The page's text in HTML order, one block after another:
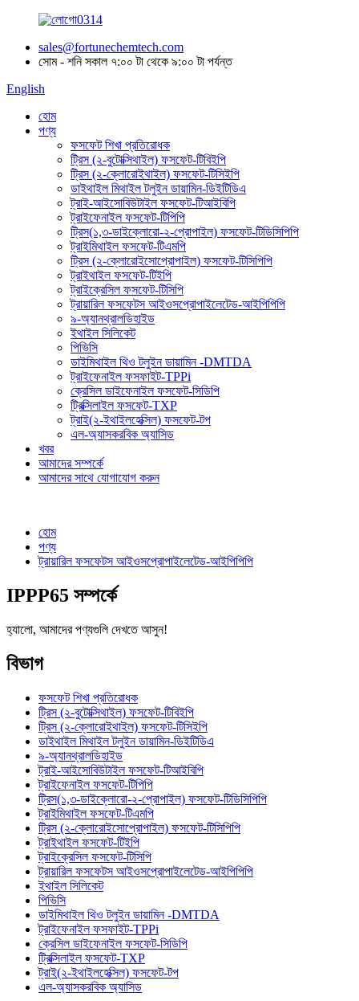
sales@fortunechemtech.com
সোম - শনি সকাল ৭:০০ টা থেকে ৯:০০ টা পর্যন্ত
English
হোম
পণ্য
ফসফেট শিখা প্রতিরোধক
ট্রিস (২-বুটোক্সিথাইল) ফসফেট-টিবিইপি
ট্রিস (২-ক্লোরোইথাইল) ফসফেট-টিসিইপি
ডাইথাইল মিথাইল টলুইন ডায়ামিন-ডিইটিডিএ
ট্রাই-আইসোবিউটাইল ফসফেট-টিআইবিপি
ট্রাইফেনাইল ফসফেট-টিপিপি
ট্রিস(১,৩-ডাইক্লোরো-২-প্রোপাইল) ফসফেট-টিডিসিপিপি
ট্রাইমিথাইল ফসফেট-টিএমপি
ট্রিস (২-ক্লোরোইসোপ্রোপাইল) ফসফেট-টিসিপিপি
ট্রাইথাইল ফসফেট-টিইপি
ট্রাইক্রেসিল ফসফেট-টিসিপি
ট্রায়ারিল ফসফেটস আইওসপ্রোপাইলেটেড-আইপিপিপি
৯-অ্যানথ্রালডিহাইড
ইথাইল সিলিকেট
পিভিসি
ডাইমিথাইল থিও টলুইন ডায়ামিন -DMTDA
ট্রাইফেনাইল ফসফাইট-TPPi
ক্রেসিল ডাইফেনাইল ফসফেট-সিডিপি
ট্রিক্সিলাইল ফসফেট-TXP
ট্রাই(২-ইথাইলহেক্সিল) ফসফেট-টপ
এল-অ্যাসকরবিক অ্যাসিড
খবর
আমাদের সম্পর্কে
আমাদের সাথে যোগাযোগ করুন
হোম
পণ্য
ট্রায়ারিল ফসফেটস আইওসপ্রোপাইলেটেড-আইপিপিপি
IPPP65 সম্পর্কে
হ্যালো, আমাদের পণ্যগুলি দেখতে আসুন!
বিভাগ
ফসফেট শিখা প্রতিরোধক
ট্রিস (২-বুটোক্সিথাইল) ফসফেট-টিবিইপি
ট্রিস (২-ক্লোরোইথাইল) ফসফেট-টিসিইপি
ডাইথাইল মিথাইল টলুইন ডায়ামিন-ডিইটিডিএ
৯-অ্যানথ্রালডিহাইড
ট্রাই-আইসোবিউটাইল ফসফেট-টিআইবিপি
ট্রাইফেনাইল ফসফেট-টিপিপি
ট্রিস(১,৩-ডাইক্লোরো-২-প্রোপাইল) ফসফেট-টিডিসিপিপি
ট্রাইমিথাইল ফসফেট-টিএমপি
ট্রিস (২-ক্লোরোইসোপ্রোপাইল) ফসফেট-টিসিপিপি
ট্রাইথাইল ফসফেট-টিইপি
ট্রাইক্রেসিল ফসফেট-টিসিপি
ট্রায়ারিল ফসফেটস আইওসপ্রোপাইলেটেড-আইপিপিপি
ইথাইল সিলিকেট
পিভিসি
ডাইমিথাইল থিও টলুইন ডায়ামিন -DMTDA
ট্রাইফেনাইল ফসফাইট-TPPi
ক্রেসিল ডাইফেনাইল ফসফেট-সিডিপি
ট্রিক্সিলাইল ফসফেট-TXP
ট্রাই(২-ইথাইলহেক্সিল) ফসফেট-টপ
এল-অ্যাসকরবিক অ্যাসিড